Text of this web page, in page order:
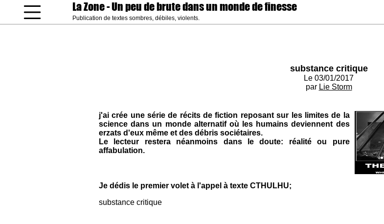
La Zone- Un peu de brute dans un monde de finesse
Publication de textes sombres, débiles, violents.
substance critique
Le 03/01/2017
par Lie Storm
j'ai crée une série de récits de fiction reposant sur les limites de la
science dans un monde alternatif où les humains deviennent des
erzats d'eux même et des débris sociétaires.
Le lecteur restera néanmoins dans le doute: réalité ou pure
affabulation.
Je dédis le premier volet à l'appel à texte CTHULHU;
substance critique